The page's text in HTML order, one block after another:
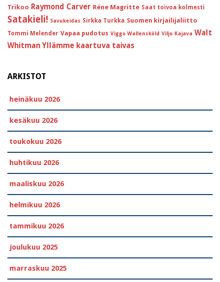
Trikoo Raymond Carver Réne Magritte Saat toivoa kolmesti
Satakieli! Savukeidas Sirkka Turkka Suomen kirjailijaliitto
Tommi Melender Vapaa pudotus Viggo Wallensköld Viljo Kajava Walt
Whitman Yllämme kaartuva taivas
ARKISTOT
heinäkuu 2026
kesäkuu 2026
toukokuu 2026
huhtikuu 2026
maaliskuu 2026
helmikuu 2026
tammikuu 2026
joulukuu 2025
marraskuu 2025